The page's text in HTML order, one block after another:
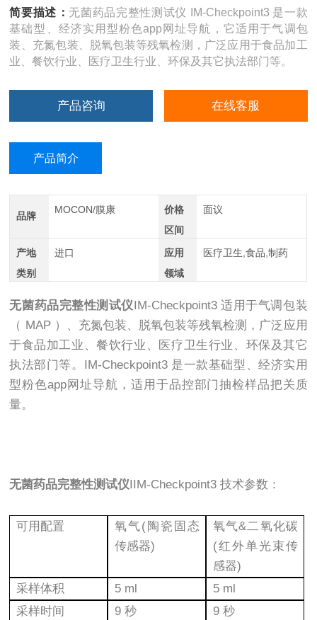
简要描述： 无菌药品完整性测试仪 IM-Checkpoint3 是一款
基础型、经济实用型粉色app网址导航，它适用于气调包
装、充氮包装、脱氧包装等残氧检测，广泛应用于食品加工
业、餐饮行业、医疗卫生行业、环保及其它执法部门等。
产品咨询 在线客服
产品简介
品牌
MOCON/膜康
价格
区间
面议
产地
类别
进口
应用
领域
医疗卫生,食品,制药
无菌药品完整性测试仪IM-Checkpoint3 适用于气调包装
（ MAP ）、充氮包装、脱氧包装等残氧检测，广泛应用
于食品加工业、餐饮行业、医疗卫生行业、环保及其它
执法部门等。IM-Checkpoint3 是一款基础型、经济实用
型粉色app网址导航，适用于品控部门抽检样品把关质
量。
无菌药品完整性测试仪 IM-Checkpoint3 技术参数：
可用配置
氧气(陶瓷固态
传感器)
氧气&二氧化碳
(红外单光束传
感器)
采样体积
5 ml
5 ml
采样时间
9 秒 9 秒